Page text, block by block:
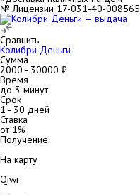
№ Лицензии 17-031-40-008565
Сравнить
Колибри Деньги
Сумма
2000 - 30000 ₽
Время
до 3 минут
Срок
1- 30 дней
Ставка
от 1%
Получение:
На карту
Qiwi